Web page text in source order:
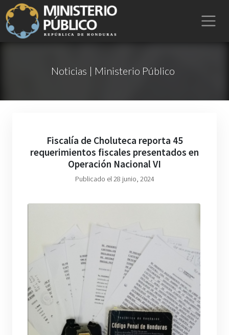
Noticias | Ministerio Público
Fiscalía de Choluteca reporta 45
requerimientos fiscales presentados en
Operación Nacional VI
Publicado el 28 junio, 2024